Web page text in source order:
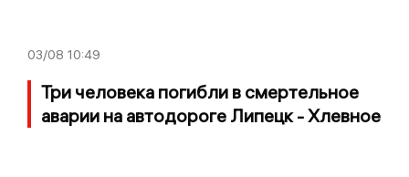
03/08 10:49
Три человека погибли в смертельное
аварии на автодороге Липецк - Хлевное